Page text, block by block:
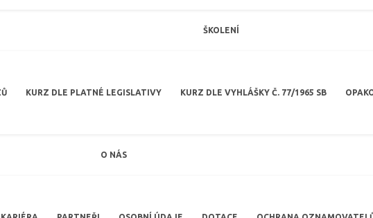
ŠKOLENÍ
KURZ DLE PLATNÉ LEGISLATIVY KURZ DLE VYHLÁŠKY Č. 77/1965 SB
O NÁS